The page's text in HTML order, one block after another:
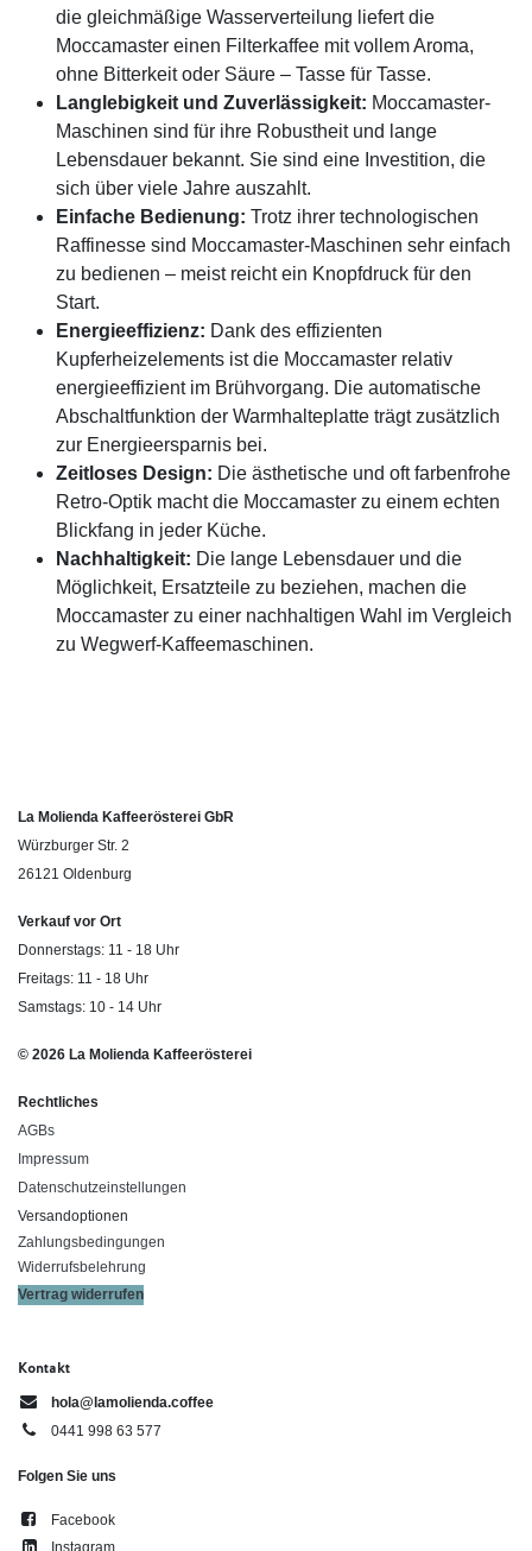
die gleichmäßige Wasserverteilung liefert die
Moccamaster einen Filterkaffee mit vollem Aroma,
ohne Bitterkeit oder Säure – Tasse für Tasse.
Langlebigkeit und Zuverlässigkeit: Moccamaster-
Maschinen sind für ihre Robustheit und lange
Lebensdauer bekannt. Sie sind eine Investition, die
sich über viele Jahre auszahlt.
Einfache Bedienung: Trotz ihrer technologischen
Raffinesse sind Moccamaster-Maschinen sehr einfach
zu bedienen – meist reicht ein Knopfdruck für den
Start.
Energieeffizienz: Dank des effizienten
Kupferheizelements ist die Moccamaster relativ
energieeffizient im Brühvorgang. Die automatische
Abschaltfunktion der Warmhalteplatte trägt zusätzlich
zur Energieersparnis bei.
Zeitloses Design: Die ästhetische und oft farbenfrohe
Retro-Optik macht die Moccamaster zu einem echten
Blickfang in jeder Küche.
Nachhaltigkeit: Die lange Lebensdauer und die
Möglichkeit, Ersatzteile zu beziehen, machen die
Moccamaster zu einer nachhaltigen Wahl im Vergleich
zu Wegwerf-Kaffeemaschinen.
La Molienda Kaffeerösterei GbR
Würzburger Str. 2
26121 Oldenburg
Verkauf vor Ort
Donnerstags: 11 - 18 Uhr
Freitags: 11 - 18 Uhr
Samstags: 10 - 14 Uhr
© 2026 La Molienda Kaffeerösterei
Rechtliches
AGBs
Impressum
Datenschutzeinstellungen
Versandoptionen
Zahlungsbedingungen
Widerrufsbelehrung
Vertrag widerrufen
Kontakt
hola@lamolienda.coffee
0441 998 63 577
Folgen Sie uns
Facebook
Instagram